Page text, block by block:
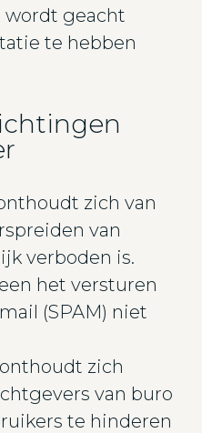
wordt geacht
te hebben
zich van
van
verboden is.
het versturen
(SPAM) niet
zich
van buro
te hinderen